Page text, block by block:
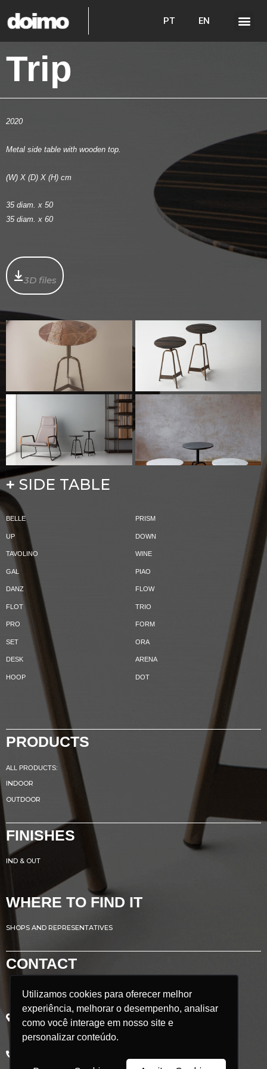
Utilizamos cookies para oferecer melhor
experiência, melhorar o desempenho, analisar
como você interage em nosso site e
personalizar conteúdo.
Utilizamos cookies para oferecer melhor
experiência, melhorar o desempenho, analisar
como você interage em nosso site e
personalizar conteúdo.
PT EN
Trip
2020
Metal side table with wooden top.
(W) X (D) X (H) cm
35 diam. x 50
35 diam. x 60
3D files
+ SIDE TABLE
BELLE PRISM
UP DOWN
TAVOLINO WINE
GAL PIAO
DANZ FLOW
FLOT TRIO
PRO FORM
SET ORA
DESK ARENA
HOOP DOT
PRODUCTS
ALL PRODUCTS:
INDOOR
OUTDOOR
FINISHES
IND & OUT
WHERE TO FIND IT
SHOPS AND REPRESENTATIVES
CONTACT
Avenida Renato Azeredo, 435
Ribeirão das Neves - MG
Brazil
POSTCODE: 33.880.302